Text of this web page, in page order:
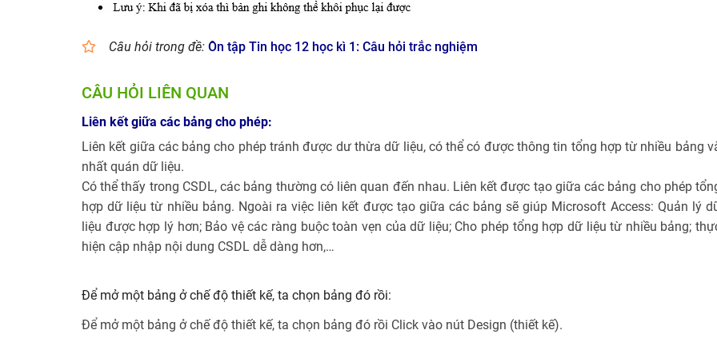
Câu hỏi trong đề: Ôn tập Tin học 12 học kì 1: Câu hỏi trắc nghiệm
CÂU HỎI LIÊN QUAN
Liên kết giữa các bảng cho phép:
Liên kết giữa các bảng cho phép tránh được dư thừa dữ liệu, có thể có được thông tin tổng hợp từ nhiều bảng
nhất quán dữ liệu.
Có thể thấy trong CSDL, các bảng thường có liên quan đến nhau. Liên kết được tạo giữa các bảng cho phép
hợp dữ liệu từ nhiều bảng. Ngoài ra việc liên kết được tạo giữa các bảng sẽ giúp Microsoft Access: Quản lý
liệu được hợp lý hơn; Bảo vệ các ràng buộc toàn vẹn của dữ liệu; Cho phép tổng hợp dữ liệu từ nhiều bảng;
hiện cập nhập nội dung CSDL dễ dàng hơn,…
Để mở một bảng ở chế độ thiết kế, ta chọn bảng đó rồi:
Để mở một bảng ở chế độ thiết kế, ta chọn bảng đó rồi Click vào nút Design (thiết kế).